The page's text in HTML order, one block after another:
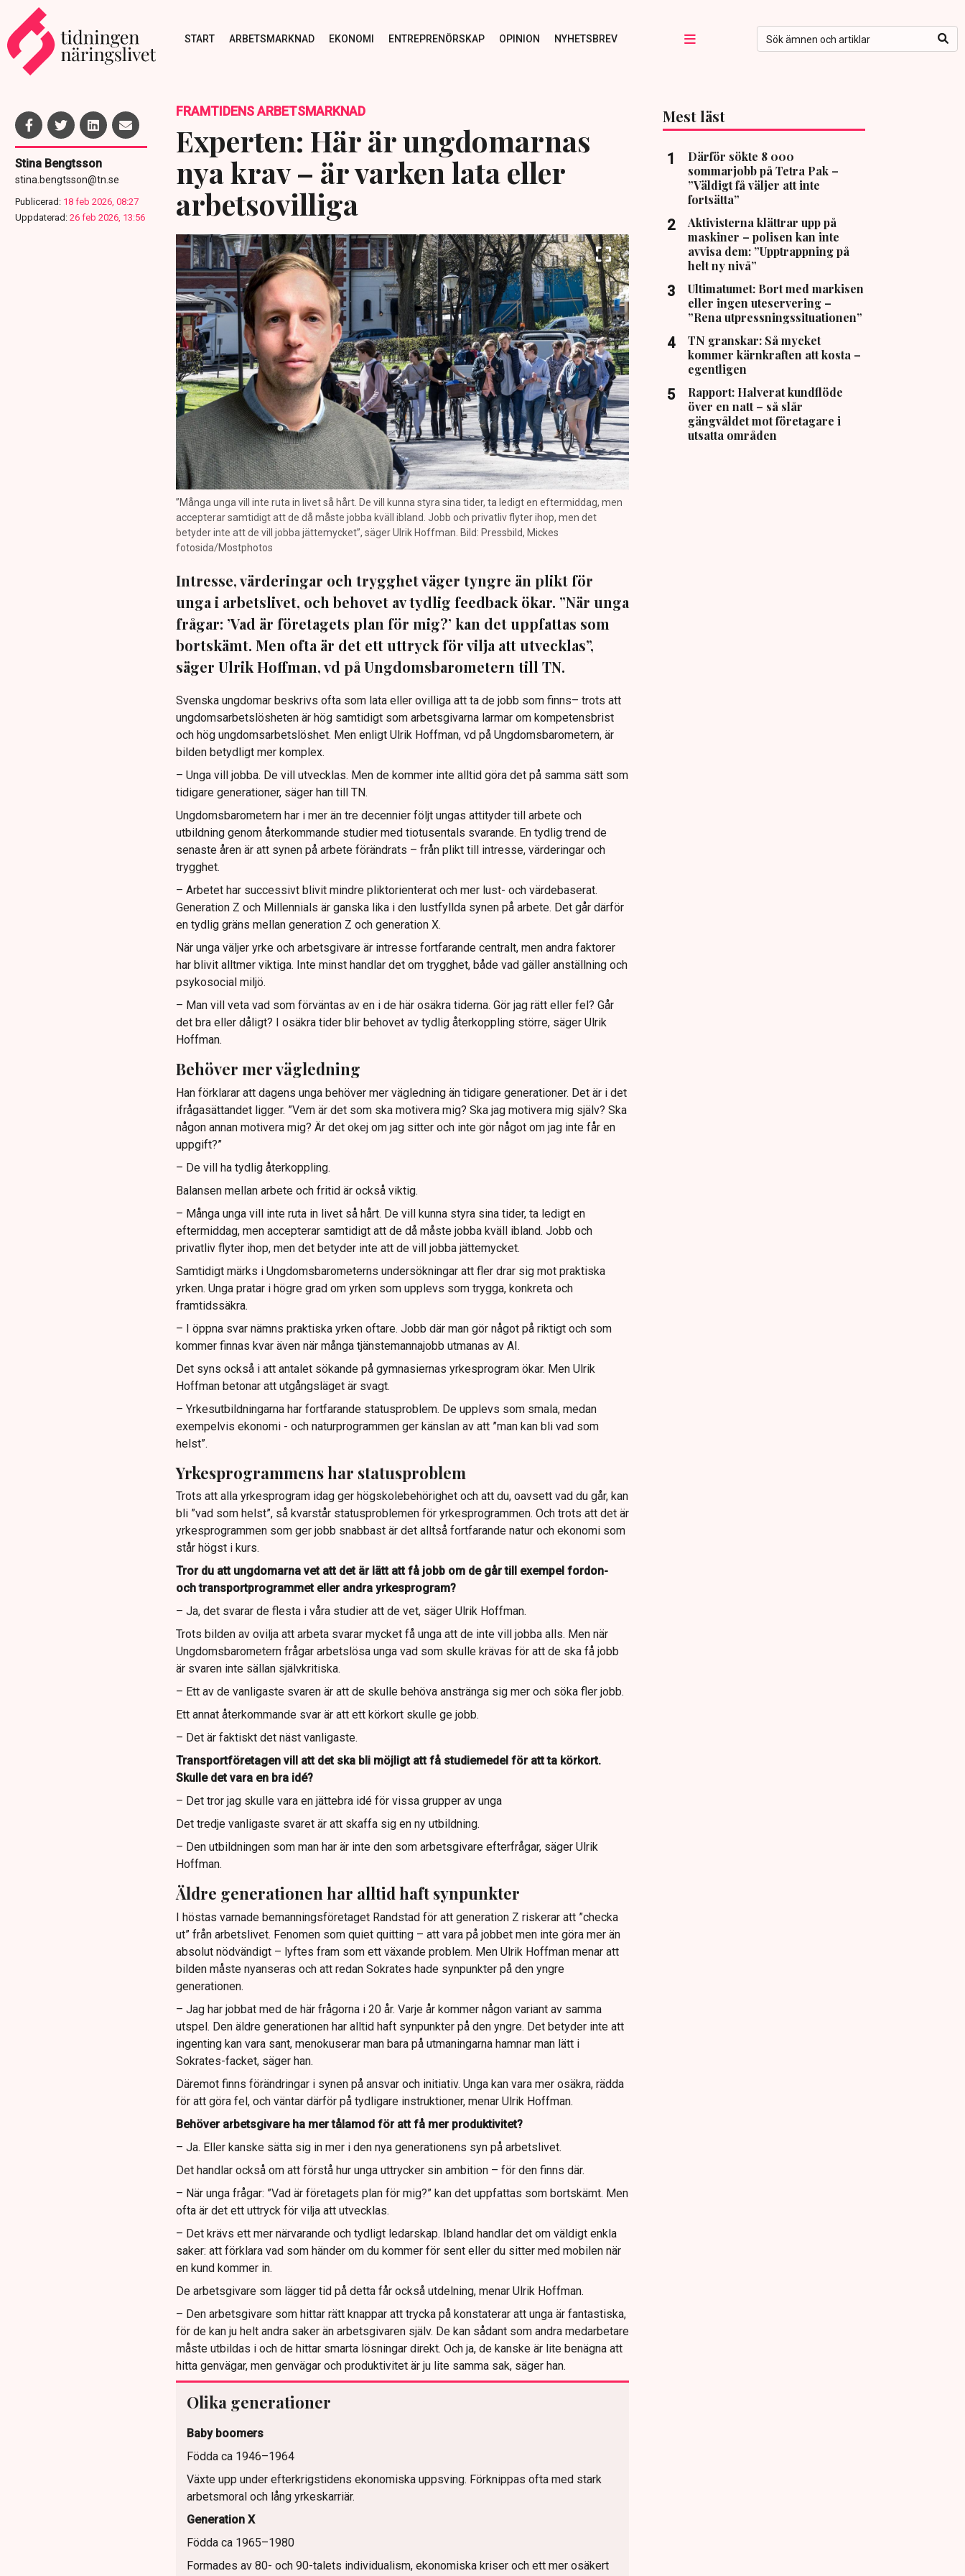
START ARBETSMARKNAD EKONOMI ENTREPRENÖRSKAP OPINION NYHETSBREV
Stina Bengtsson
stina.bengtsson@tn.se
Publicerad: 18 feb 2026, 08:27
Uppdaterad: 26 feb 2026, 13:56
FRAMTIDENS ARBETSMARKNAD
Experten: Här är ungdomarnas
nya krav – är varken lata eller
arbetsovilliga
”Många unga vill inte ruta in livet så hårt. De vill kunna styra sina tider, ta ledigt en eftermiddag, men
accepterar samtidigt att de då måste jobba kväll ibland. Jobb och privatliv flyter ihop, men det
betyder inte att de vill jobba jättemycket”, säger Ulrik Hoffman. Bild: Pressbild, Mickes
fotosida/Mostphotos
Intresse, värderingar och trygghet väger tyngre än plikt för
unga i arbetslivet, och behovet av tydlig feedback ökar. ”När unga
frågar: ’Vad är företagets plan för mig?’ kan det uppfattas som
bortskämt. Men ofta är det ett uttryck för vilja att utvecklas”,
säger Ulrik Hoffman, vd på Ungdomsbarometern till TN.
Svenska ungdomar beskrivs ofta som lata eller ovilliga att ta de jobb som finns– trots att
ungdomsarbetslösheten är hög samtidigt som arbetsgivarna larmar om kompetensbrist
och hög ungdomsarbetslöshet. Men enligt Ulrik Hoffman, vd på Ungdomsbarometern, är
bilden betydligt mer komplex.
– Unga vill jobba. De vill utvecklas. Men de kommer inte alltid göra det på samma sätt som
tidigare generationer, säger han till TN.
Ungdomsbarometern har i mer än tre decennier följt ungas attityder till arbete och
utbildning genom återkommande studier med tiotusentals svarande. En tydlig trend de
senaste åren är att synen på arbete förändrats – från plikt till intresse, värderingar och
trygghet.
– Arbetet har successivt blivit mindre pliktorienterat och mer lust- och värdebaserat.
Generation Z och Millennials är ganska lika i den lustfyllda synen på arbete. Det går därför
en tydlig gräns mellan generation Z och generation X.
När unga väljer yrke och arbetsgivare är intresse fortfarande centralt, men andra faktorer
har blivit alltmer viktiga. Inte minst handlar det om trygghet, både vad gäller anställning och
psykosocial miljö.
– Man vill veta vad som förväntas av en i de här osäkra tiderna. Gör jag rätt eller fel? Går
det bra eller dåligt? I osäkra tider blir behovet av tydlig återkoppling större, säger Ulrik
Hoffman.
Behöver mer vägledning
Han förklarar att dagens unga behöver mer vägledning än tidigare generationer. Det är i det
ifrågasättandet ligger. ”Vem är det som ska motivera mig? Ska jag motivera mig själv? Ska
någon annan motivera mig? Är det okej om jag sitter och inte gör något om jag inte får en
uppgift?”
– De vill ha tydlig återkoppling.
Balansen mellan arbete och fritid är också viktig.
– Många unga vill inte ruta in livet så hårt. De vill kunna styra sina tider, ta ledigt en
eftermiddag, men accepterar samtidigt att de då måste jobba kväll ibland. Jobb och
privatliv flyter ihop, men det betyder inte att de vill jobba jättemycket.
Samtidigt märks i Ungdomsbarometerns undersökningar att fler drar sig mot praktiska
yrken. Unga pratar i högre grad om yrken som upplevs som trygga, konkreta och
framtidssäkra.
– I öppna svar nämns praktiska yrken oftare. Jobb där man gör något på riktigt och som
kommer finnas kvar även när många tjänstemannajobb utmanas av AI.
Det syns också i att antalet sökande på gymnasiernas yrkesprogram ökar. Men Ulrik
Hoffman betonar att utgångsläget är svagt.
– Yrkesutbildningarna har fortfarande statusproblem. De upplevs som smala, medan
exempelvis ekonomi - och naturprogrammen ger känslan av att ”man kan bli vad som
helst”.
Yrkesprogrammens har statusproblem
Trots att alla yrkesprogram idag ger högskolebehörighet och att du, oavsett vad du går, kan
bli ”vad som helst”, så kvarstår statusproblemen för yrkesprogrammen. Och trots att det är
yrkesprogrammen som ger jobb snabbast är det alltså fortfarande natur och ekonomi som
står högst i kurs.
Tror du att ungdomarna vet att det är lätt att få jobb om de går till exempel fordon-
och transportprogrammet eller andra yrkesprogram?
– Ja, det svarar de flesta i våra studier att de vet, säger Ulrik Hoffman.
Trots bilden av ovilja att arbeta svarar mycket få unga att de inte vill jobba alls. Men när
Ungdomsbarometern frågar arbetslösa unga vad som skulle krävas för att de ska få jobb
är svaren inte sällan självkritiska.
– Ett av de vanligaste svaren är att de skulle behöva anstränga sig mer och söka fler jobb.
Ett annat återkommande svar är att ett körkort skulle ge jobb.
– Det är faktiskt det näst vanligaste.
Transportföretagen vill att det ska bli möjligt att få studiemedel för att ta körkort.
Skulle det vara en bra idé?
– Det tror jag skulle vara en jättebra idé för vissa grupper av unga
Det tredje vanligaste svaret är att skaffa sig en ny utbildning.
– Den utbildningen som man har är inte den som arbetsgivare efterfrågar, säger Ulrik
Hoffman.
Äldre generationen har alltid haft synpunkter
I höstas varnade bemanningsföretaget Randstad för att generation Z riskerar att ”checka
ut” från arbetslivet. Fenomen som quiet quitting – att vara på jobbet men inte göra mer än
absolut nödvändigt – lyftes fram som ett växande problem. Men Ulrik Hoffman menar att
bilden måste nyanseras och att redan Sokrates hade synpunkter på den yngre
generationen.
– Jag har jobbat med de här frågorna i 20 år. Varje år kommer någon variant av samma
utspel. Den äldre generationen har alltid haft synpunkter på den yngre. Det betyder inte att
ingenting kan vara sant, menokuserar man bara på utmaningarna hamnar man lätt i
Sokrates-facket, säger han.
Däremot finns förändringar i synen på ansvar och initiativ. Unga kan vara mer osäkra, rädda
för att göra fel, och väntar därför på tydligare instruktioner, menar Ulrik Hoffman.
Behöver arbetsgivare ha mer tålamod för att få mer produktivitet?
– Ja. Eller kanske sätta sig in mer i den nya generationens syn på arbetslivet.
Det handlar också om att förstå hur unga uttrycker sin ambition – för den finns där.
– När unga frågar: ”Vad är företagets plan för mig?” kan det uppfattas som bortskämt. Men
ofta är det ett uttryck för vilja att utvecklas.
– Det krävs ett mer närvarande och tydligt ledarskap. Ibland handlar det om väldigt enkla
saker: att förklara vad som händer om du kommer för sent eller du sitter med mobilen när
en kund kommer in.
De arbetsgivare som lägger tid på detta får också utdelning, menar Ulrik Hoffman.
– Den arbetsgivare som hittar rätt knappar att trycka på konstaterar att unga är fantastiska,
för de kan ju helt andra saker än arbetsgivaren själv. De kan sådant som andra medarbetare
måste utbildas i och de hittar smarta lösningar direkt. Och ja, de kanske är lite benägna att
hitta genvägar, men genvägar och produktivitet är ju lite samma sak, säger han.
Olika generationer
Baby boomers
Födda ca 1946–1964
Växte upp under efterkrigstidens ekonomiska uppsving. Förknippas ofta med stark
arbetsmoral och lång yrkeskarriär.
Generation X
Födda ca 1965–1980
Formades av 80- och 90-talets individualism, ekonomiska kriser och ett mer osäkert
Mest läst
Därför sökte 8 000
sommarjobb på Tetra Pak –
”Väldigt få väljer att inte
fortsätta”
Aktivisterna klättrar upp på
maskiner – polisen kan inte
avvisa dem: ”Upptrappning på
helt ny nivå”
Ultimatumet: Bort med markisen
eller ingen uteservering –
”Rena utpressningssituationen”
TN granskar: Så mycket
kommer kärnkraften att kosta –
egentligen
Rapport: Halverat kundflöde
över en natt – så slår
gängvåldet mot företagare i
utsatta områden